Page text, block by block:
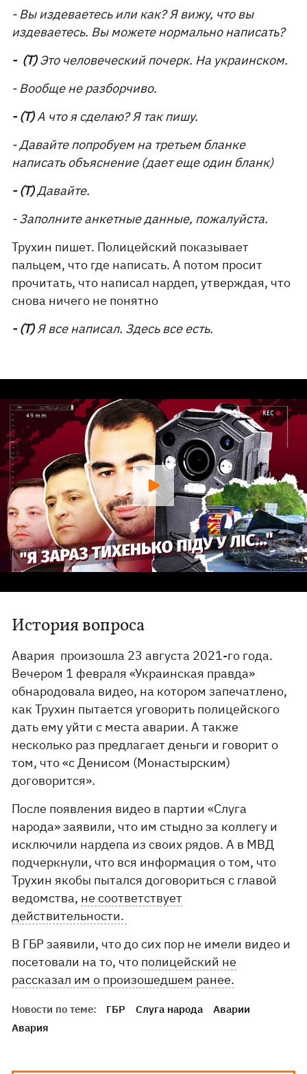
- Вы издеваетесь или как? Я вижу, что вы
издеваетесь. Вы можете нормально написать?
- (Т)Это человеческий почерк. На украинском.
- Вообще не разборчиво.
- (Т)А что я сделаю? Я так пишу.
- Давайте попробуем на третьем бланке
написать объяснение (дает еще один бланк)
- (Т)Давайте.
- Заполните анкетные данные, пожалуйста.
Трухин пишет. Полицейский показывает
пальцем, что где написать. А потом просит
прочитать, что написал нардеп, утверждая, что
снова ничего не понятно
- (Т)Я все написал. Здесь все есть.
История вопроса
Авария произошла 23 августа 2021-го года.
Вечером 1 февраля «Украинская правда»
обнародовала видео, на котором запечатлено,
как Трухин пытается уговорить полицейского
дать ему уйти с места аварии. А также
несколько раз предлагает деньги и говорит о
том, что «с Денисом (Монастырским)
договорится».
После появления видео в партии «Слуга
народа» заявили, что им стыдно за коллегу и
исключили нардепа из своих рядов. А в МВД
подчеркнули, что вся информация о том, что
Трухин якобы пытался договориться с главой
ведомства, не соответствует
действительности.
В ГБР заявили, что до сих пор не имели видео и
посетовали на то, что полицейский не
рассказал им о произошедшем ранее.
Новости по теме: ГБР Слуга народа
Аварии
Авария